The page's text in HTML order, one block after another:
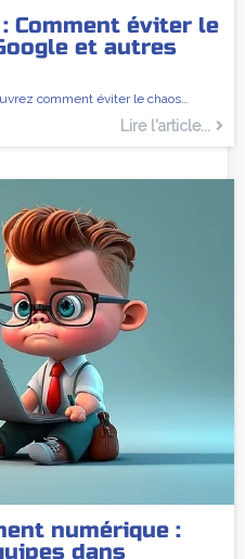
Comment éviter le
et autres
comment éviter le chaos…
Lire l'article...
numérique :
dans